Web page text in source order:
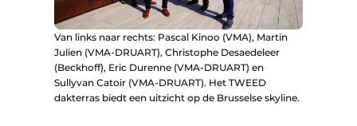
Van links naar rechts: Pascal Kinoo (VMA), Martin
Julien (VMA-DRUART), Christophe Desaedeleer
(Beckhoff), Eric Durenne (VMA-DRUART) en
Sullyvan Catoir (VMA-DRUART). Het TWEED
dakterras biedt een uitzicht op de Brusselse skyline.